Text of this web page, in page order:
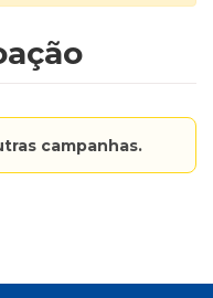
campanhas.